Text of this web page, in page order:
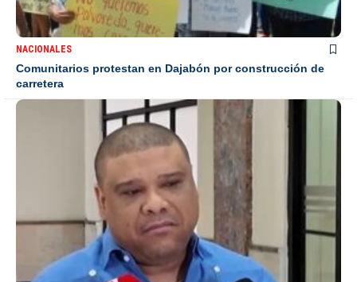
NACIONALES
Comunitarios protestan en Dajabón por construcción de
carretera